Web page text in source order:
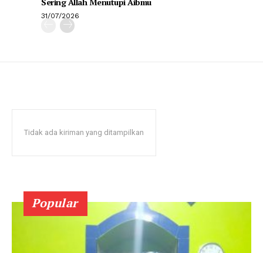
Sering Allah Menutupi Aibmu
31/07/2026
Tidak ada kiriman yang ditampilkan
Popular